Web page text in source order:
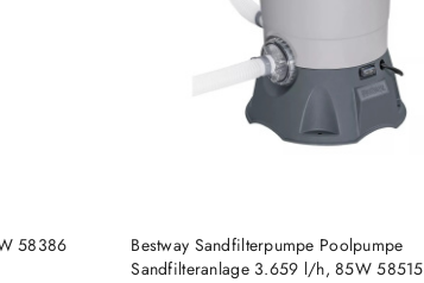
58386
Bestway Sandfilterpumpe Poolpumpe
Sandfilteranlage 3.659 l/h, 85W 58515
HINZUFÜGEN